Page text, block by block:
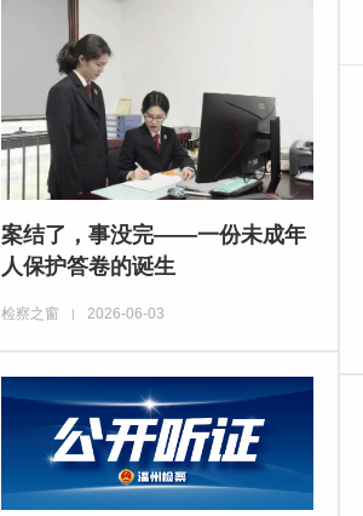
案结了，事没完——一份未成年
人保护答卷的诞生
检察之窗 | 2026-06-03